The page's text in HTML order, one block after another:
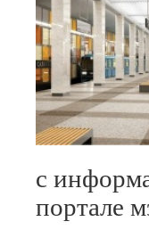
с
портале